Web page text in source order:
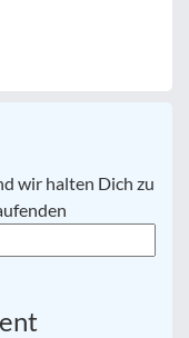
wir halten Dich zu